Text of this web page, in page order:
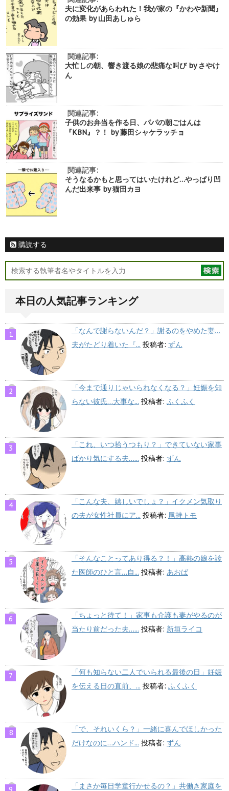
夫に変化があらわれた！我が家の『かわや新聞』
の効果 by 山田あしゅら
関連記事:
大忙しの朝、響き渡る娘の悲痛な叫び by さやけ
ん
関連記事:
子供のお弁当を作る日、パパの朝ごはんは
『KBN』？！ by 藤田シャケラッチョ
関連記事:
そうなるかもと思ってはいたけれど…やっぱり凹
んだ出来事 by 猫田カヨ
購読する
本日の人気記事ランキング
「なんで謝らないんだ？」謝るのをやめた妻…
夫がたどり着いた『... 投稿者: ずん
「今まで通りじゃいられなくなる？」妊娠を知
らない彼氏…大事な... 投稿者: ふくふく
「これ、いつ拾うつもり？」できていない家事
ばかり気にする夫…... 投稿者: ずん
「こんな夫、嬉しいでしょ？」イクメン気取り
の夫が女性社員にア... 投稿者: 尾持トモ
「そんなことってあり得る？！」高熱の娘を診
た医師のひと言…自... 投稿者: あおば
「ちょっと待て！」家事も介護も妻がやるのが
当たり前だった夫…... 投稿者: 新垣ライコ
「何も知らない二人でいられる最後の日」妊娠
を伝える日の直前、... 投稿者: ふくふく
「で、それいくら？」一緒に喜んでほしかった
だけなのに…ハンド... 投稿者: ずん
「まさか毎日学童行かせるの？」共働き家庭を